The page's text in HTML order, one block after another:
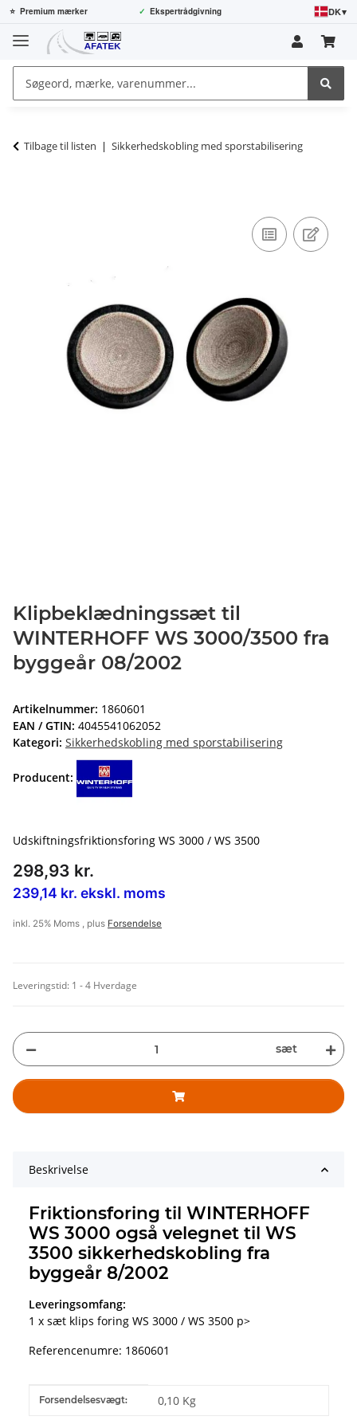
⭐ Premium mærker ✓ Ekspertrådgivning DK▾
Tilbage til listen Sikkerhedskobling med sporstabilisering
Klipbeklædningssæt til
WINTERHOFF WS 3000/3500 fra
byggeår 08/2002
Artikelnummer: 1860601
EAN / GTIN: 4045541062052
Kategori: Sikkerhedskobling med sporstabilisering
Producent:
Udskiftningsfriktionsforing WS 3000 / WS 3500
298,93 kr.
239,14 kr. ekskl. moms
inkl. 25% Moms , plus Forsendelse
Leveringstid: 1 - 4 Hverdage
sæt
Beskrivelse
Friktionsforing til WINTERHOFF
WS 3000 også velegnet til WS
3500 sikkerhedskobling fra
byggeår 8/2002
Leveringsomfang:
1 x sæt klips foring WS 3000 / WS 3500 p>
Referencenumre: 1860601
#productDetails.itemInformation#
#productDetails.itemValue#
Forsendelsesvægt: 0,10 Kg